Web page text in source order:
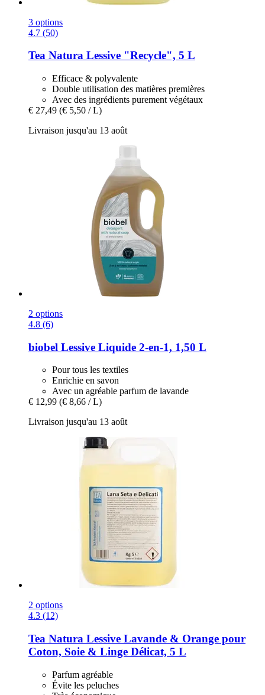
3 options
4.7 (50)
Tea Natura Lessive "Recycle", 5 L
Efficace & polyvalente
Double utilisation des matières premières
Avec des ingrédients purement végétaux
€ 27,49 (€ 5,50 / L)
Livraison jusqu'au 13 août
2 options
4.8 (6)
biobel Lessive Liquide 2-​en-​1, 1,50 L
Pour tous les textiles
Enrichie en savon
Avec un agréable parfum de lavande
€ 12,99 (€ 8,66 / L)
Livraison jusqu'au 13 août
2 options
4.3 (12)
Tea Natura Lessive Lavande & Orange pour
Coton, Soie & Linge Délicat, 5 L
Parfum agréable
Évite les peluches